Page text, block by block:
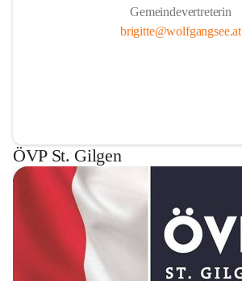
Gemeindevertreterin
brigitte@wolfgangsee.at
ÖVP St. Gilgen